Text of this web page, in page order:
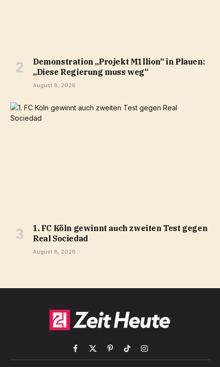
Demonstration „Projekt M1llion“ in Plauen:
„Diese Regierung muss weg“
August 8, 2026
1. FC Köln gewinnt auch zweiten Test gegen
Real Sociedad
August 8, 2026
Facebook
X
PinterestTikTokInstagram